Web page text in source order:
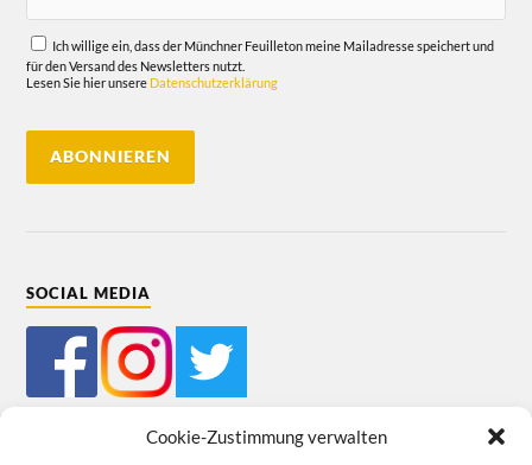
Cookie-Zustimmung verwalten
Ich willige ein, dass der Münchner Feuilleton meine Mailadresse speichert und
für den Versand des Newsletters nutzt.
Lesen Sie hier unsere Datenschutzerklärung
SOCIAL MEDIA